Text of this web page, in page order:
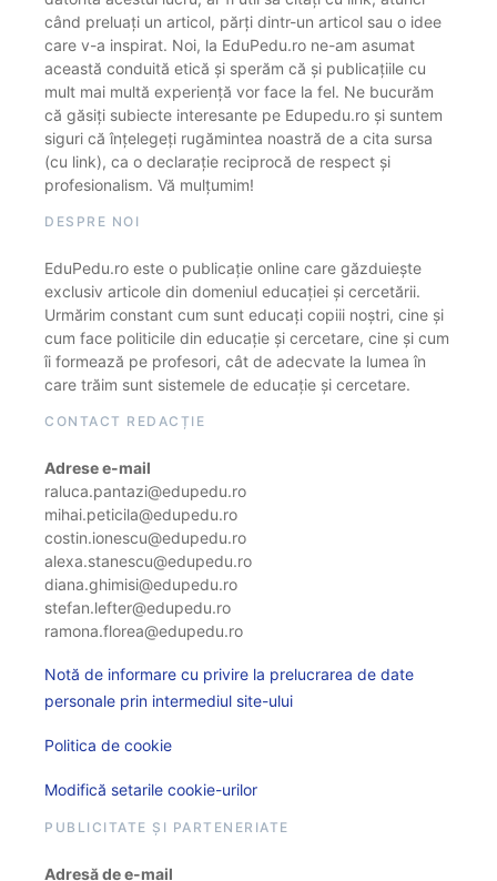
când preluați un articol, părți dintr-un articol sau o idee
care v-a inspirat. Noi, la EduPedu.ro ne-am asumat
această conduită etică și sperăm că și publicațiile cu
mult mai multă experiență vor face la fel. Ne bucurăm
că găsiți subiecte interesante pe Edupedu.ro și suntem
siguri că înțelegeți rugămintea noastră de a cita sursa
(cu link), ca o declarație reciprocă de respect și
profesionalism. Vă mulțumim!
DESPRE NOI
EduPedu.ro este o publicație online care găzduiește
exclusiv articole din domeniul educației și cercetării.
Urmărim constant cum sunt educați copiii noștri, cine și
cum face politicile din educație și cercetare, cine și cum
îi formează pe profesori, cât de adecvate la lumea în
care trăim sunt sistemele de educație și cercetare.
CONTACT REDACȚIE
Adrese e-mail
raluca.pantazi@edupedu.ro
mihai.peticila@edupedu.ro
costin.ionescu@edupedu.ro
alexa.stanescu@edupedu.ro
diana.ghimisi@edupedu.ro
stefan.lefter@edupedu.ro
ramona.florea@edupedu.ro
Notă de informare cu privire la prelucrarea de date
personale prin intermediul site-ului
Politica de cookie
Modifică setarile cookie-urilor
PUBLICITATE ȘI PARTENERIATE
Adresă de e-mail